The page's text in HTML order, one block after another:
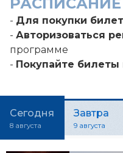
- Для покупки
- Авторизоваться
программе
- Покупайте билеты
Сегодня
8 августа
Завтра
9 августа